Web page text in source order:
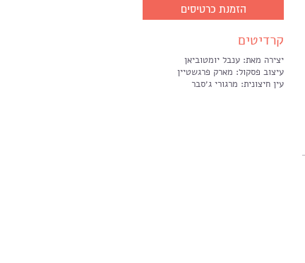
הזמנת כרטיסים
קרדיטים
יצירה מאת: ענבל יומטוביאן
עיצוב פסקול: מארק פרגשטיין
עין חיצונית: מרגורי ג׳סבר